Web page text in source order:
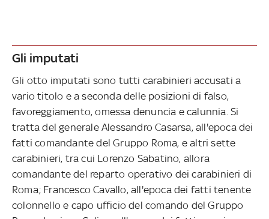
Gli imputati
Gli otto imputati sono tutti carabinieri accusati a
vario titolo e a seconda delle posizioni di falso,
favoreggiamento, omessa denuncia e calunnia. Si
tratta del generale Alessandro Casarsa, all'epoca dei
fatti comandante del Gruppo Roma, e altri sette
carabinieri, tra cui Lorenzo Sabatino, allora
comandante del reparto operativo dei carabinieri di
Roma; Francesco Cavallo, all'epoca dei fatti tenente
colonnello e capo ufficio del comando del Gruppo